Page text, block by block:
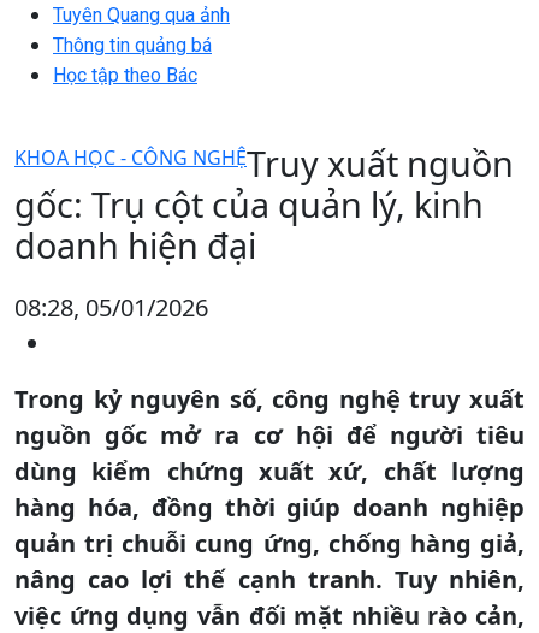
Tuyên Quang qua ảnh
Thông tin quảng bá
Học tập theo Bác
KHOA HỌC - CÔNG NGHỆTruy xuất nguồn
gốc: Trụ cột của quản lý, kinh
doanh hiện đại
08:28, 05/01/2026
Trong kỷ nguyên số, công nghệ truy xuất
nguồn gốc mở ra cơ hội để người tiêu
dùng kiểm chứng xuất xứ, chất lượng
hàng hóa, đồng thời giúp doanh nghiệp
quản trị chuỗi cung ứng, chống hàng giả,
nâng cao lợi thế cạnh tranh. Tuy nhiên,
việc ứng dụng vẫn đối mặt nhiều rào cản,